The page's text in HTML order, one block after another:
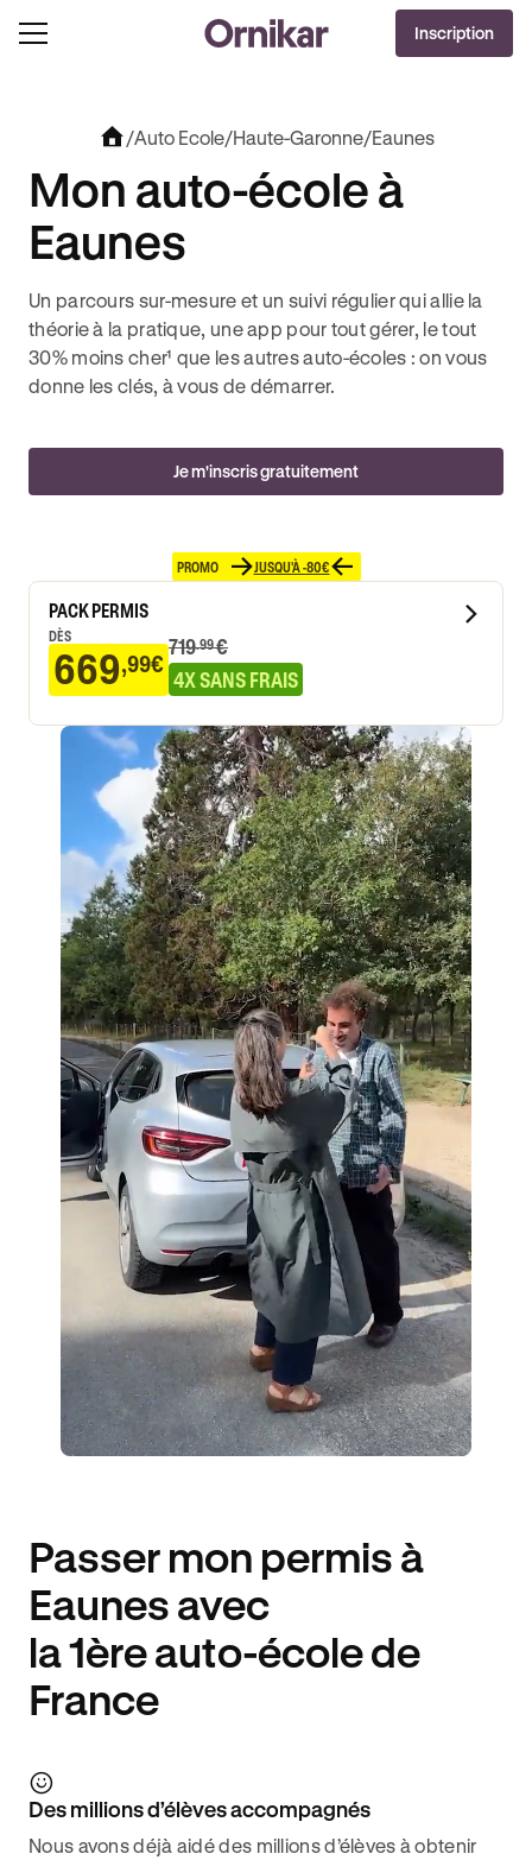
DERNIÈRES HEURES
-100€ SUR VOTRE PERMIS + 3 MOIS DEEZER PREMIUM OFFERTS* !J'EN PROFITE !
Inscription
/Auto Ecole/Haute-Garonne/Eaunes
Mon auto-école à
Eaunes
Un parcours sur-mesure et un suivi régulier qui allie la
théorie à la pratique, une app pour tout gérer, le tout
30% moins cher¹ que les autres auto-écoles : on vous
donne les clés, à vous de démarrer.
Je m'inscris gratuitement
PROMO JUSQU'À -80€
PACK PERMIS
DÈS
669,99€
719.99€
4X SANS FRAIS
Passer mon permis à
Eaunes avec
la 1ère auto-école de
France
Des millions d’élèves accompagnés
Nous avons déjà aidé des millions d’élèves à obtenir